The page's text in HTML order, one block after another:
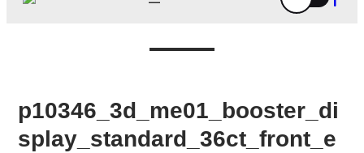
p10346_3d_me01_booster_di
splay_standard_36ct_front_e